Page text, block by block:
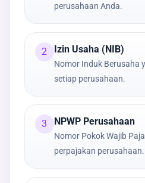
perusahaan Anda.
2 Izin Usaha (NIB)
Nomor Induk Berusaha
setiap perusahaan.
3 NPWP Perusahaan
Nomor Pokok Wajib
perpajakan perusahaan.